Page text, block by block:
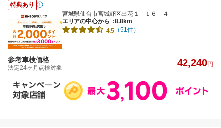
特典あり
宮城県仙台市宮城野区出花１－１６－４
エリアの中心から
:8.8km
4.5 （51件）
参考車検価格
法定24ヶ月点検対象 42,240円